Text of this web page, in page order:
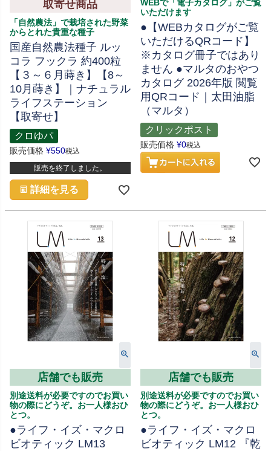
取寄せ商品
「自然農法」で栽培された野菜
からとれた貴重な種子
国産自然農法種子 ルッ
コラ フックラ 約400粒
【３～６月蒔き】【8～
10月蒔き】｜ナチュラル
ライフステーション
【取寄せ】
クロゆパ
販売価格 ¥550税込
販売を終了しました。
詳細を見る
WEBで「電子カタログ」がご覧
いただけます
●【WEBカタログがご覧
いただけるQRコード】
※カタログ冊子ではあり
ません ●マルタのおやつ
カタログ 2026年版 閲覧
用QRコード｜太田油脂
（マルタ）
クリックポスト
販売価格 ¥0税込
店舗でも販売
別途送料が必要ですのでお買い
物の際にどうぞ。お一人様おひ
とつ。
●ライフ・イズ・マクロ
ビオティック LM13
店舗でも販売
別途送料が必要ですのでお買い
物の際にどうぞ。お一人様おひ
とつ。
●ライフ・イズ・マクロ
ビオティック LM12 『乾